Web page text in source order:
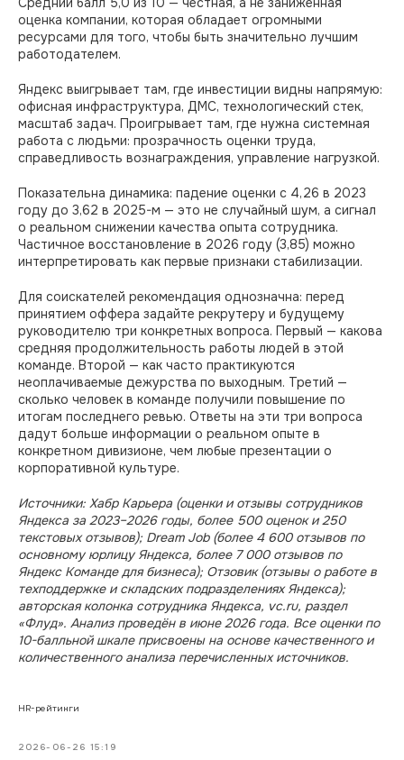
оценка компании, которая обладает огромными
ресурсами для того, чтобы быть значительно лучшим
работодателем.
Яндекс выигрывает там, где инвестиции видны напрямую:
офисная инфраструктура, ДМС, технологический стек,
масштаб задач. Проигрывает там, где нужна системная
работа с людьми: прозрачность оценки труда,
справедливость вознаграждения, управление нагрузкой.
Показательна динамика: падение оценки с 4,26 в 2023
году до 3,62 в 2025-м — это не случайный шум, а сигнал
о реальном снижении качества опыта сотрудника.
Частичное восстановление в 2026 году (3,85) можно
интерпретировать как первые признаки стабилизации.
Для соискателей рекомендация однозначна: перед
принятием оффера задайте рекрутеру и будущему
руководителю три конкретных вопроса. Первый — какова
средняя продолжительность работы людей в этой
команде. Второй — как часто практикуются
неоплачиваемые дежурства по выходным. Третий —
сколько человек в команде получили повышение по
итогам последнего ревью. Ответы на эти три вопроса
дадут больше информации о реальном опыте в
конкретном дивизионе, чем любые презентации о
корпоративной культуре.
Источники: Хабр Карьера (оценки и отзывы сотрудников
Яндекса за 2023–2026 годы, более 500 оценок и 250
текстовых отзывов); Dream Job (более 4 600 отзывов по
основному юрлицу Яндекса, более 7 000 отзывов по
Яндекс Команде для бизнеса); Отзовик (отзывы о работе в
техподдержке и складских подразделениях Яндекса);
авторская колонка сотрудника Яндекса, vc.ru, раздел
«Флуд». Анализ проведён в июне 2026 года. Все оценки по
10-балльной шкале присвоены на основе качественного и
количественного анализа перечисленных источников.
HR-рейтинги
2026-06-26 15:19